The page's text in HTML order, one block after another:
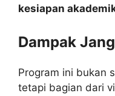
kesiapan
Dampak
Program ini bukan
tetapi bagian dari